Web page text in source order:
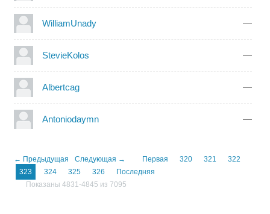
WilliamUnady —
StevieKolos —
Albertcag —
Antoniodaymn —
← Предыдущая Следующая → Первая 320 321
322
323
324 325 326
Последняя
Показаны 4831-4845 из 7095